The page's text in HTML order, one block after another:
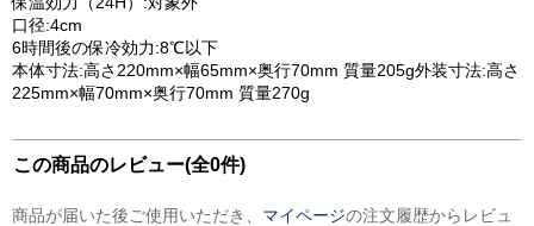
口径:4cm
6時間後の保冷効力:8℃以下
本体寸法:高さ220mm×幅65mm×奥行70mm 質量205g外装寸法:高さ
225mm×幅70mm×奥行70mm 質量270g
この商品のレビュー(全0件)
商品が届いた後ご使用いただき、 マイページの注文履歴からレビュ